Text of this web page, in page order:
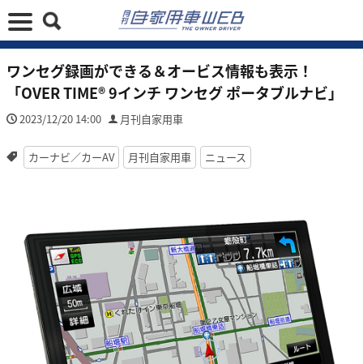
ワンセグ録画ができる＆オービス情報も表示！
「OVER TIME® 9インチ ワンセグ ポータブルナビ」
2023/12/20 14:00 月刊自家用車
カーナビ／カーAV 月刊自家用車 ニュース